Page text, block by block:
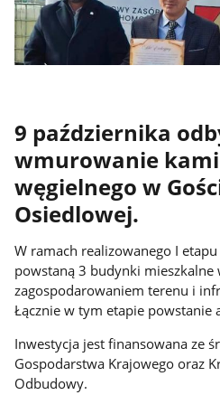
9 października
wmurowanie
węgielnego w
Osiedlowej.
W ramach realizowanego I
powstaną 3 budynki mieszkalne
zagospodarowaniem terenu i
Łącznie w tym etapie powstanie
Inwestycja jest finansowana ze
Gospodarstwa Krajowego oraz
Odbudowy.